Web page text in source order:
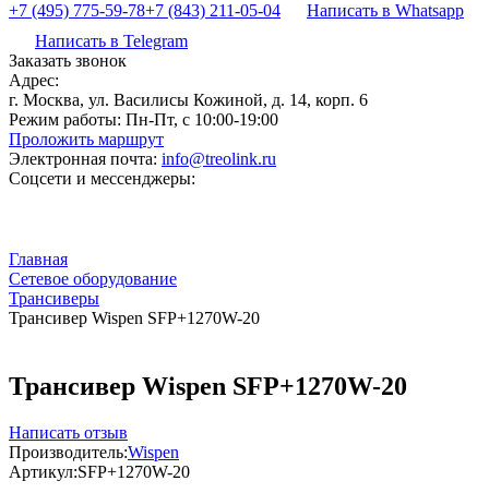
+7 (495) 775-59-78+7 (843) 211-05-04
Написать в Whatsapp
Написать в Telegram
Заказать звонок
Адрес:
г. Москва, ул. Василисы Кожиной, д. 14, корп. 6
Режим работы: Пн-Пт, с 10:00-19:00
Проложить маршрут
Электронная почта: info@treolink.ru
Соцсети и мессенджеры:
Главная
Сетевое оборудование
Трансиверы
Трансивер Wispen SFP+1270W-20
Трансивер Wispen SFP+1270W-20
Написать отзыв
Производитель:Wispen
Артикул:SFP+1270W-20